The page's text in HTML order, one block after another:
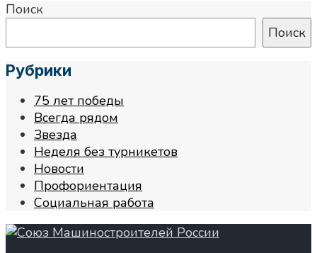
Поиск
Поиск
Рубрики
75 лет победы
Всегда рядом
Звезда
Неделя без турникетов
Новости
Профориентация
Социальная работа